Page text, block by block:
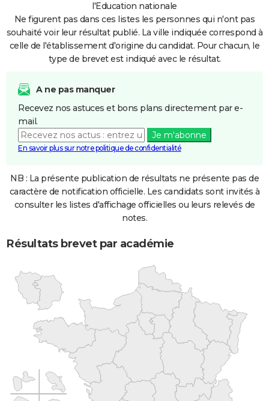
l'Education nationale
Ne figurent pas dans ces listes les personnes qui n'ont pas
souhaité voir leur résultat publié. La ville indiquée correspond à
celle de l'établissement d'origine du candidat. Pour chacun, le
type de brevet est indiqué avec le résultat.
A ne pas manquer
Recevez nos astuces et bons plans directement par e-
mail.
Je m'abonne
En savoir plus sur notre politique de confidentialité
NB : La présente publication de résultats ne présente pas de
caractère de notification officielle. Les candidats sont invités à
consulter les listes d'affichage officielles ou leurs relevés de
notes.
Résultats brevet par académie